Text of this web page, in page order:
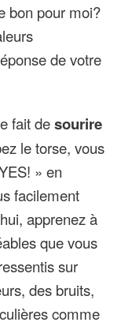
bon pour moi?
de votre
fait desourire
le torse, vous
» en
facilement
apprenez à
que vous
sur
des bruits,
comme